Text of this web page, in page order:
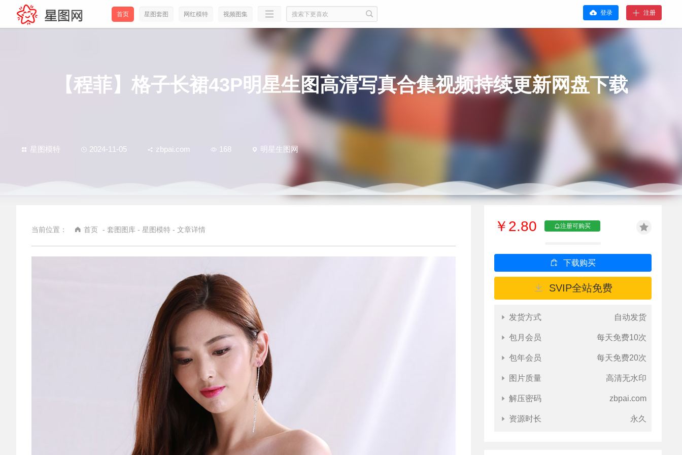
首页 星图套图 网红模特 视频图集 登录 注册
【程菲】格子长裙43P明星生图高清写真合集视频持续更新网盘下载
星图模特 2024-11-05 zbpai.com 168 明星生图网
当前位置： 首页 - 套图图库 - 星图模特 - 文章详情 ￥2.80 注册可购买
下载购买
SVIP全站免费
发货方式 自动发货
包月会员 每天免费10次
包年会员 每天免费20次
图片质量 高清无水印
解压密码 zbpai.com
资源时长 永久